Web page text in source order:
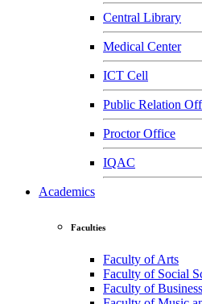
Central Library
Medical Center
ICT Cell
Public Relation
Proctor Office
IQAC
Academics
Faculties
Faculty of Arts
Faculty of Social
Faculty of